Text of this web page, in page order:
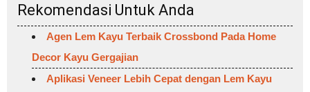
Rekomendasi Untuk Anda
Agen Lem Kayu Terbaik Crossbond Pada Home
Decor Kayu Gergajian
Aplikasi Veneer Lebih Cepat dengan Lem Kayu